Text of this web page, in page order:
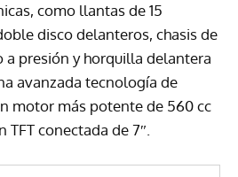
como llantas de 15
disco delanteros, chasis de
presión y horquilla delantera
avanzada tecnología de
motor más potente de 560 cc
conectada de 7″.